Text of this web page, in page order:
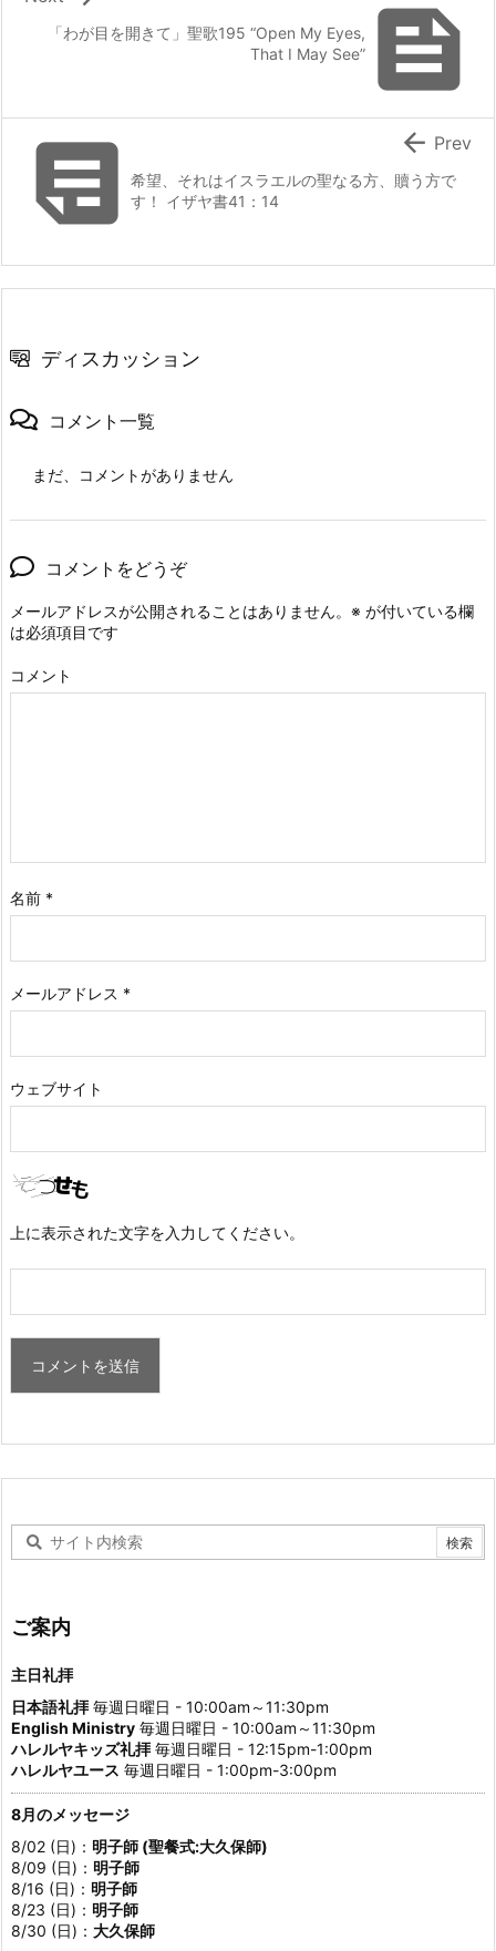

「わが目を開きて」聖歌195 “Open My Eyes,
That I May See”
希望、それはイスラエルの聖なる方、贖う方で
す！ イザヤ書41：14
 Prev
ディスカッション
コメント一覧
まだ、コメントがありません
コメントをどうぞ
メールアドレスが公開されることはありません。 ※ が付いている欄
は必須項目です
コメント
名前 *
メールアドレス *
ウェブサイト
上に表示された文字を入力してください。
ご案内
主日礼拝
日本語礼拝毎週日曜日 - 10:00am～11:30pm
English Ministry 毎週日曜日 - 10:00am～11:30pm
ハレルヤキッズ礼拝毎週日曜日 - 12:15pm-1:00pm
ハレルヤユース 毎週日曜日 - 1:00pm-3:00pm
8月のメッセージ
8/02 (日)： 明子師 (聖餐式:大久保師)
8/09 (日)： 明子師
8/16 (日)： 明子師
8/23 (日)： 明子師
8/30 (日)： 大久保師